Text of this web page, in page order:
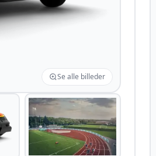
Se alle billeder